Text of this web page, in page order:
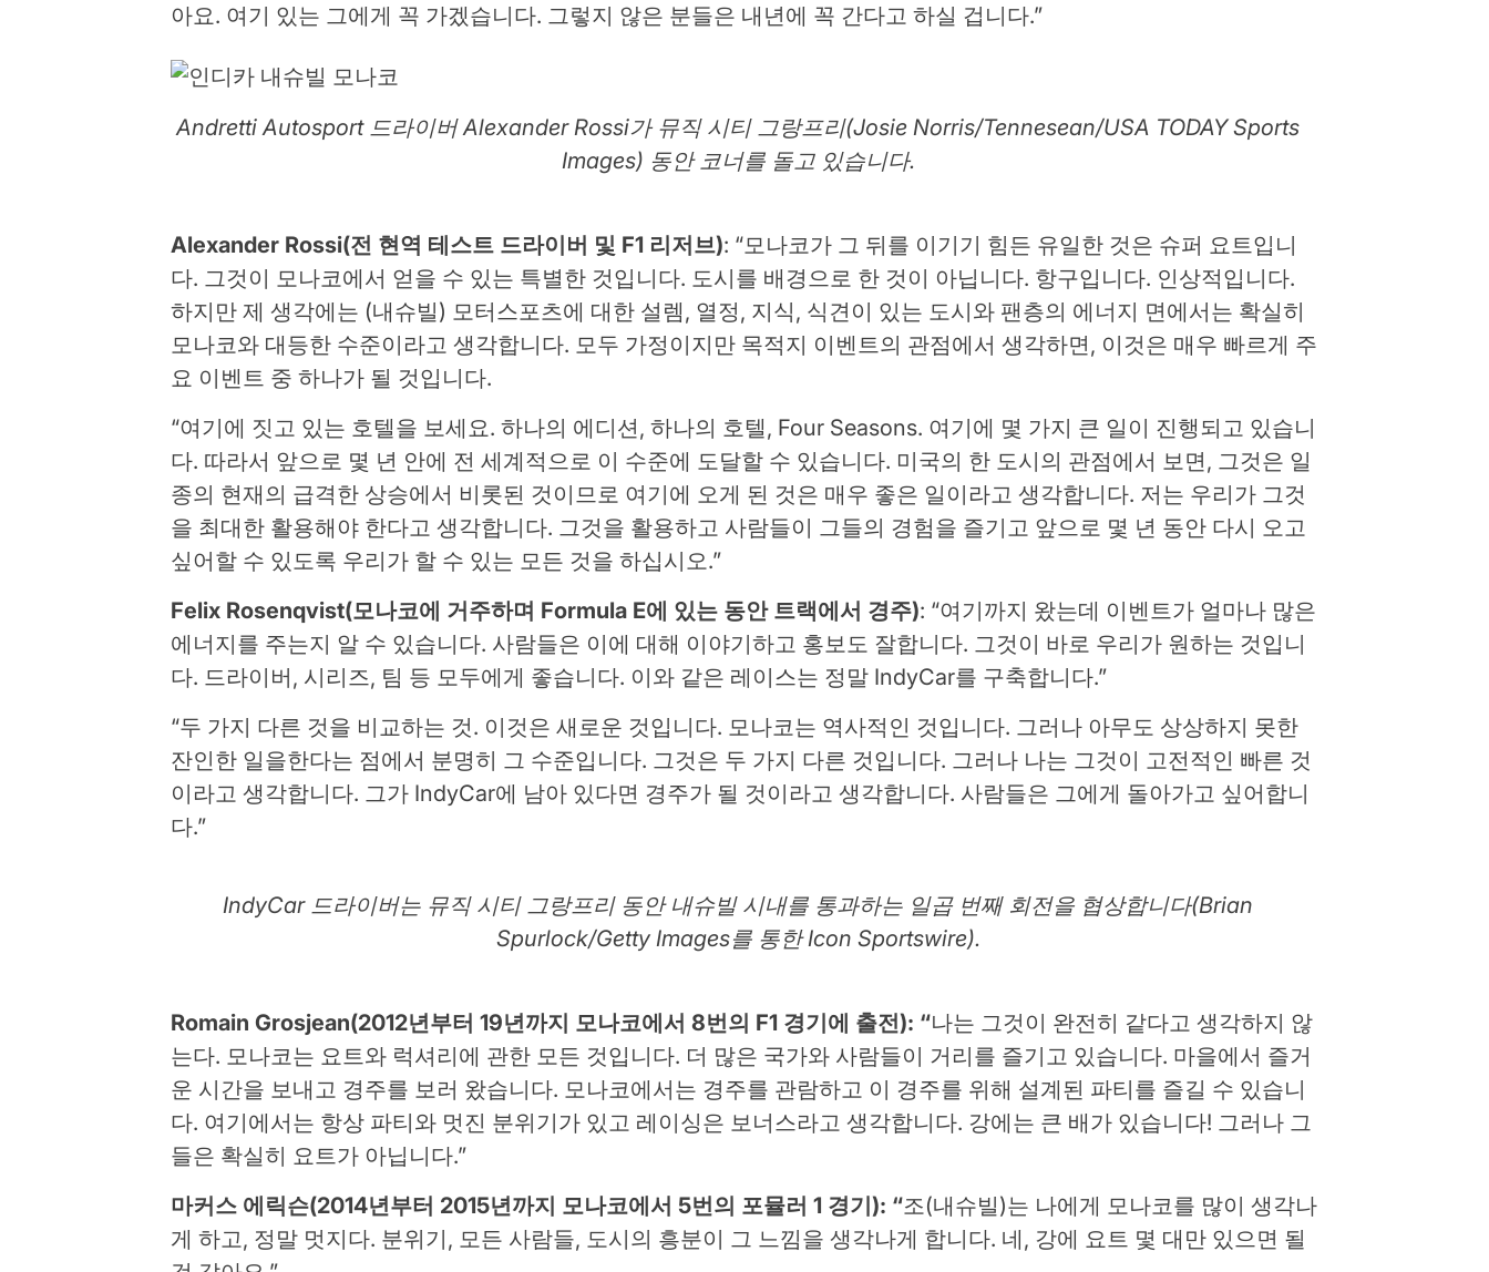
아요. 여기 있는 그에게 꼭 가겠습니다. 그렇지 않은 분들은 내년에 꼭 간다고 하실 겁니다.”
Andretti Autosport 드라이버 Alexander Rossi가 뮤직 시티 그랑프리(Josie Norris/Tennesean/USA TODAY Sports
Images) 동안 코너를 돌고 있습니다.
Alexander Rossi(전 현역 테스트 드라이버 및 F1 리저브): “모나코가 그 뒤를 이기기 힘든 유일한 것은 슈퍼 요트입니
다. 그것이 모나코에서 얻을 수 있는 특별한 것입니다. 도시를 배경으로 한 것이 아닙니다. 항구입니다. 인상적입니다.
하지만 제 생각에는 (내슈빌) 모터스포츠에 대한 설렘, 열정, 지식, 식견이 있는 도시와 팬층의 에너지 면에서는 확실히
모나코와 대등한 수준이라고 생각합니다. 모두 가정이지만 목적지 이벤트의 관점에서 생각하면, 이것은 매우 빠르게 주
요 이벤트 중 하나가 될 것입니다.
“여기에 짓고 있는 호텔을 보세요. 하나의 에디션, 하나의 호텔, Four Seasons. 여기에 몇 가지 큰 일이 진행되고 있습니
다. 따라서 앞으로 몇 년 안에 전 세계적으로 이 수준에 도달할 수 있습니다. 미국의 한 도시의 관점에서 보면, 그것은 일
종의 현재의 급격한 상승에서 비롯된 것이므로 여기에 오게 된 것은 매우 좋은 일이라고 생각합니다. 저는 우리가 그것
을 최대한 활용해야 한다고 생각합니다. 그것을 활용하고 사람들이 그들의 경험을 즐기고 앞으로 몇 년 동안 다시 오고
싶어할 수 있도록 우리가 할 수 있는 모든 것을 하십시오.”
Felix Rosenqvist(모나코에 거주하며 Formula E에 있는 동안 트랙에서 경주): “여기까지 왔는데 이벤트가 얼마나 많은
에너지를 주는지 알 수 있습니다. 사람들은 이에 대해 이야기하고 홍보도 잘합니다. 그것이 바로 우리가 원하는 것입니
다. 드라이버, 시리즈, 팀 등 모두에게 좋습니다. 이와 같은 레이스는 정말 IndyCar를 구축합니다.”
“두 가지 다른 것을 비교하는 것. 이것은 새로운 것입니다. 모나코는 역사적인 것입니다. 그러나 아무도 상상하지 못한
잔인한 일을한다는 점에서 분명히 그 수준입니다. 그것은 두 가지 다른 것입니다. 그러나 나는 그것이 고전적인 빠른 것
이라고 생각합니다. 그가 IndyCar에 남아 있다면 경주가 될 것이라고 생각합니다. 사람들은 그에게 돌아가고 싶어합니
다.”
IndyCar 드라이버는 뮤직 시티 그랑프리 동안 내슈빌 시내를 통과하는 일곱 번째 회전을 협상합니다(Brian
Spurlock/Getty Images를 통한 Icon Sportswire).
Romain Grosjean(2012년부터 19년까지 모나코에서 8번의 F1 경기에 출전): “나는 그것이 완전히 같다고 생각하지 않
는다. 모나코는 요트와 럭셔리에 관한 모든 것입니다. 더 많은 국가와 사람들이 거리를 즐기고 있습니다. 마을에서 즐거
운 시간을 보내고 경주를 보러 왔습니다. 모나코에서는 경주를 관람하고 이 경주를 위해 설계된 파티를 즐길 수 있습니
다. 여기에서는 항상 파티와 멋진 분위기가 있고 레이싱은 보너스라고 생각합니다. 강에는 큰 배가 있습니다! 그러나 그
들은 확실히 요트가 아닙니다.”
마커스 에릭슨(2014년부터 2015년까지 모나코에서 5번의 포뮬러 1 경기): “조(내슈빌)는 나에게 모나코를 많이 생각나
게 하고, 정말 멋지다. 분위기, 모든 사람들, 도시의 흥분이 그 느낌을 생각나게 합니다. 네, 강에 요트 몇 대만 있으면 될